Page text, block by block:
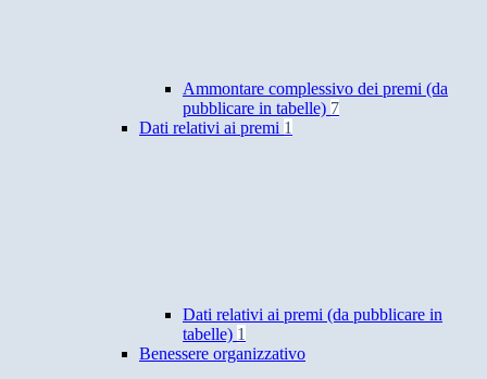
Ammontare complessivo dei premi (da
pubblicare in tabelle) 7
Dati relativi ai premi 1
Dati relativi ai premi (da pubblicare in
tabelle) 1
Benessere organizzativo